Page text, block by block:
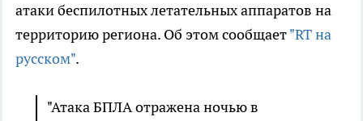
атаки беспилотных летательных аппаратов на
территорию региона. Об этом сообщает"RT на
русском".
"Атака БПЛА отражена ночью в